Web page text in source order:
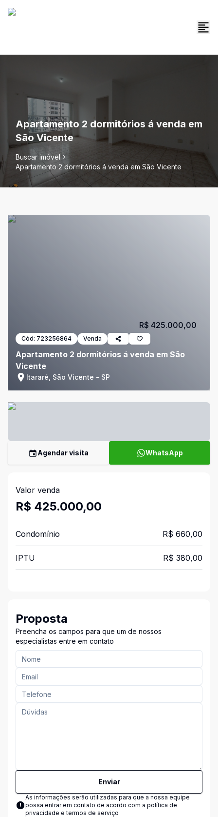
Apartamento 2 dormitórios á venda em
São Vicente
Buscar imóvel
Apartamento 2 dormitórios á venda em São Vicente
Cód: 723256864 Venda
Apartamento 2 dormitórios á venda em São
Vicente
Itararé, São Vicente - SP
R$ 425.000,00
Agendar visita WhatsApp
Valor venda
R$ 425.000,00
Condomínio R$ 660,00
IPTU R$ 380,00
Proposta
Preencha os campos para que um de nossos
especialistas entre em contato
Enviar
As informações serão utilizadas para que a nossa equipe
possa entrar em contato de acordo com a política de
privacidade e termos de serviço